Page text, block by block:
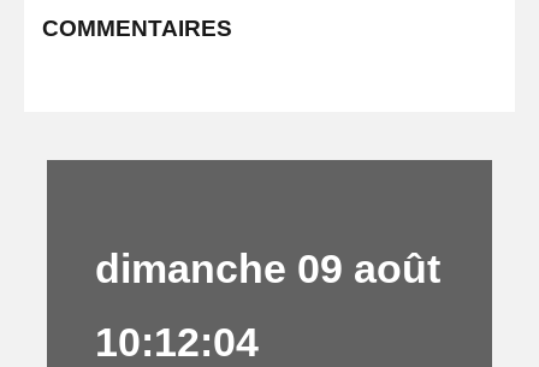
COMMENTAIRES
dimanche 09 août
10:12:04